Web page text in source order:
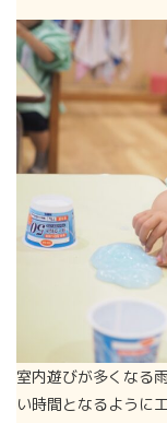
室内遊びが多くなる
い時間となるように